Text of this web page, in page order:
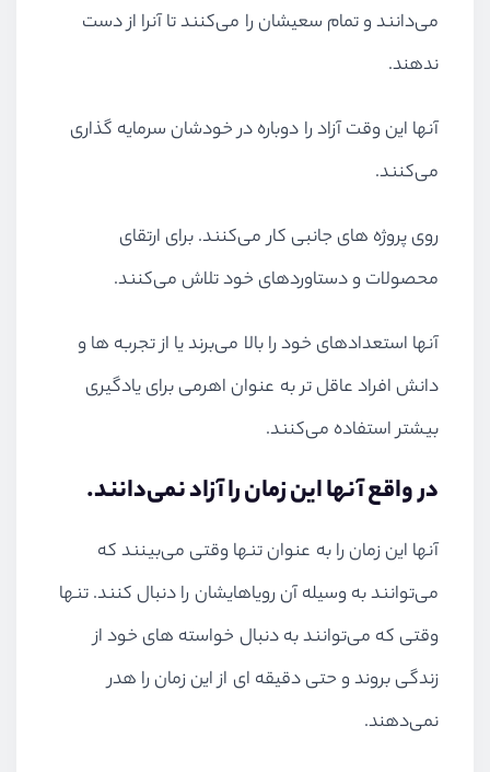
می‌دانند و تمام سعیشان را می‌کنند تا آنرا از دست
ندهند.
آنها این وقت آزاد را دوباره در خودشان سرمایه گذاری
می‌کنند.
روی پروژه های جانبی کار می‌کنند. برای ارتقای
محصولات و دستاوردهای خود تلاش می‌کنند.
آنها استعدادهای خود را بالا می‌برند یا از تجربه ها و
دانش افراد عاقل تر به عنوان اهرمی برای یادگیری
بیشتر استفاده می‌کنند.
در واقع آنها این زمان را آزاد نمی‌دانند.
آنها این زمان را به عنوان تنها وقتی می‌بینند که
می‌توانند به وسیله آن رویاهایشان را دنبال کنند. تنها
وقتی که می‌توانند به دنبال خواسته های خود از
زندگی بروند و حتی دقیقه ای از این زمان را هدر
نمی‌دهند.